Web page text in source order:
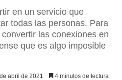
en un servicio que
todas las personas. Para
las conexiones en
que es algo imposible
abril de 2021 4 minutos de lectura